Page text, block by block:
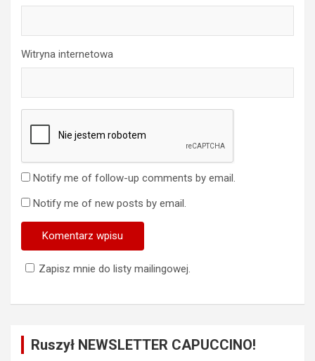
Witryna internetowa
Notify me of follow-up comments by email.
Notify me of new posts by email.
Zapisz mnie do listy mailingowej.
Ruszył NEWSLETTER CAPUCCINO!